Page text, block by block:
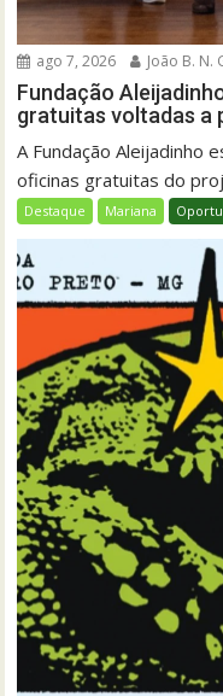
ago 7, 2026 João B. N.
Fundação
gratuitas voltadas a
A Fundação Aleijadinho
oficinas gratuitas do
Destaque Mariana